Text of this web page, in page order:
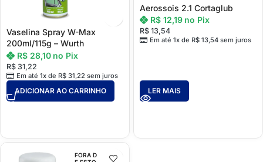
Vaselina Spray W-Max
200ml/115g – Wurth
R$ 31,22
Em até 1x de R$31,22sem juros
R$28,10 no Pix
ADICIONAR AO CARRINHO
Aerossois 2.1 Cortaglub
R$ 13,54
Em até 1x de R$13,54sem juros
R$12,19 no Pix
LER MAIS
FORA D